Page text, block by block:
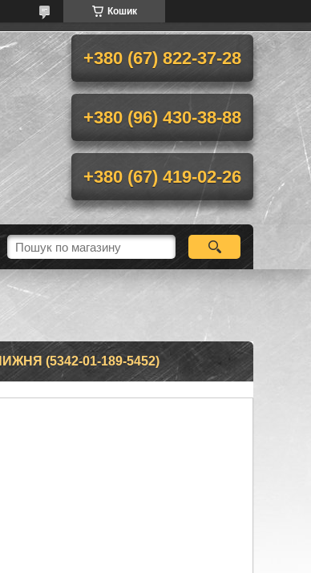
Кошик
+380 (67) 822-37-28
+380 (96) 430-38-88
+380 (67) 419-02-26
(5342-01-189-5452)